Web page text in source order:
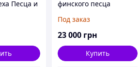
Песца и
(темно
55
финского песца
подкладом из
натурального меха
Под заказ
23 000 грн
Купить